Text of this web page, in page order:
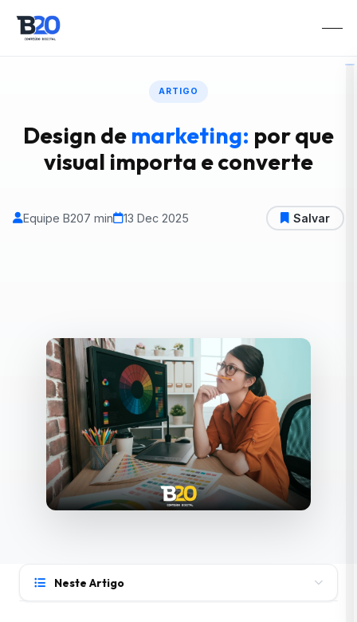
ARTIGO
Design de marketing: por que
visual importa e converte
Equipe B207 min 13 Dec 2025 Salvar
Neste Artigo